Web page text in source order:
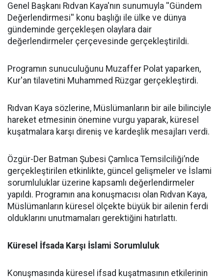
Genel Başkanı Rıdvan Kaya'nın sunumuyla ''Gündem
Değerlendirmesi'' konu başlığı ile ülke ve dünya
gündeminde gerçekleşen olaylara dair
değerlendirmeler çerçevesinde gerçekleştirildi.
Programın sunuculuğunu Muzaffer Polat yaparken,
Kur'an tilavetini Muhammed Rüzgar gerçekleştirdi.
Rıdvan Kaya sözlerine, Müslümanların bir aile bilinciyle
hareket etmesinin önemine vurgu yaparak, küresel
kuşatmalara karşı direniş ve kardeşlik mesajları verdi.
Özgür-Der Batman Şubesi Çamlıca Temsilciliği’nde
gerçekleştirilen etkinlikte, güncel gelişmeler ve İslami
sorumluluklar üzerine kapsamlı değerlendirmeler
yapıldı. Programın ana konuşmacısı olan Rıdvan Kaya,
Müslümanların küresel ölçekte büyük bir ailenin ferdi
olduklarını unutmamaları gerektiğini hatırlattı.
Küresel İfsada Karşı İslami Sorumluluk
Konuşmasında küresel ifsad kuşatmasının etkilerinin